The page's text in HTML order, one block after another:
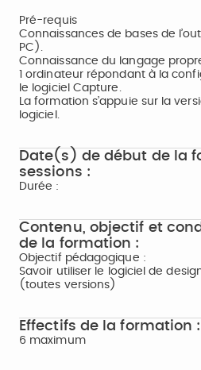
Pré-requis
Connaissances de bases de
PC).
Connaissance du langage
1 ordinateur répondant à la
le logiciel Capture.
La formation s’appuie sur la
logiciel.
Date(s) de début de la
sessions :
Durée :
Contenu, objectif et
de la formation :
Objectif pédagogique :
Savoir utiliser le logiciel de
(toutes versions)
Effectifs de la formation :
6 maximum